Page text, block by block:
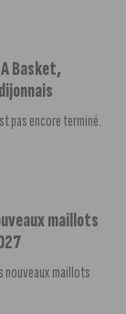
Basket,
pas encore terminé.
maillots
nouveaux maillots